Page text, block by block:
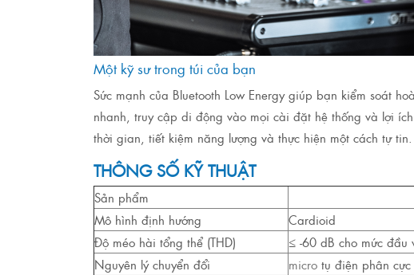
Một kỹ sư trong túi của bạn
Sức mạnh của Bluetooth Low Energy giúp bạn kiểm soát
nhanh, truy cập di động vào mọi cài đặt hệ thống và lợi
thời gian, tiết kiệm năng lượng và thực hiện một cách tự tin.
THÔNG SỐ KỸ THUẬT
Sản phẩm
Mô hình định hướng
Cardioid
Độ méo hài tổng thể (THD)
≤ -60 dB cho mức đầu
Nguyên lý chuyển đổi
micro tụ điện phân cực